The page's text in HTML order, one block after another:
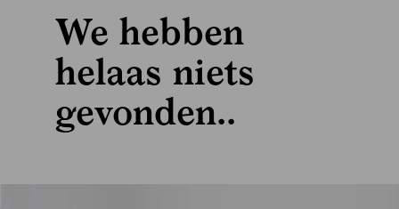
We hebben
helaas niets
gevonden..